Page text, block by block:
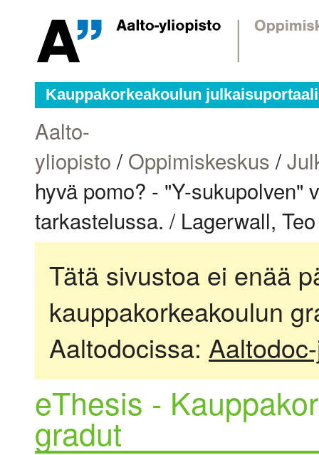
Kauppakorkeakoulun julkaisuportaali
Aalto-
yliopisto /Oppimiskeskus /
hyvä pomo? - "Y-sukupolven"
tarkastelussa. / Lagerwall, Teo
Tätä sivustoa ei enää
kauppakorkeakoulun
Aaltodocissa:
eThesis -
gradut